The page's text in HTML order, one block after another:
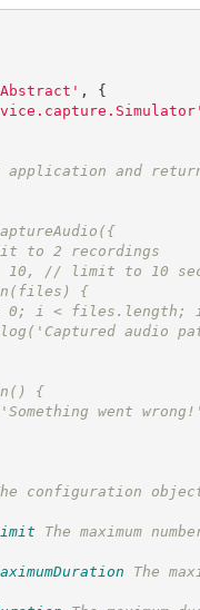
' ,
{
'
and
2 recordings
// limit to 10
{
0; i < files.length;
{
went
configuration
The maximum
The